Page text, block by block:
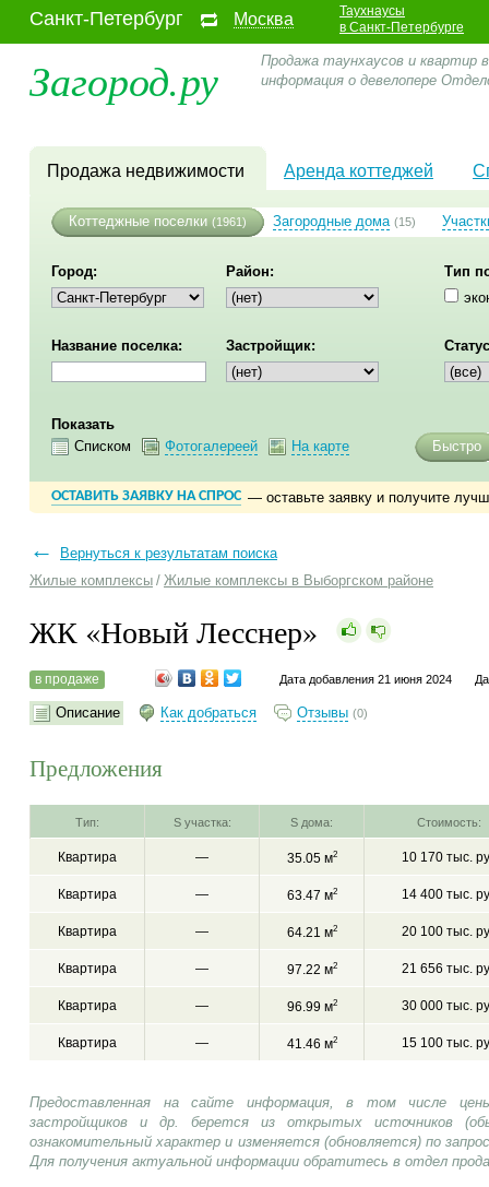
Санкт-Петербург Москва
Таухнаусы
в Санкт-Петербурге
Загород.ру
Продажа таунхаусов и квартир
информация о девелопере
Продажа недвижимости Аренда коттеджей
Коттеджные поселки (1961) Загородные дома (15)
Город: Район:
Тип
Название поселка: Застройщик:
Показать
Списком
Фотогалереей На карте Быстро
ОСТАВИТЬ ЗАЯВКУ НА СПРОС — оставьте заявку и получите
←
Вернуться к результатам поиска
Жилые комплексы / Жилые комплексы в Выборгском районе
ЖК «Новый Лесснер»
в продаже Дата добавления 21 июня 2024
Описание Как добраться Отзывы (0)
Предложения
Тип: S участка: S дома: Стоимость:
Квартира — 35.05 м2 10 170 тыс.
Квартира — 63.47 м2 14 400 тыс.
Квартира — 64.21 м2 20 100 тыс.
Квартира — 97.22 м2 21 656 тыс.
Квартира — 96.99 м2 30 000 тыс.
Квартира — 41.46 м2 15 100 тыс.
Предоставленная на сайте информация, в том числе
застройщиков и др. берется из открытых источников
ознакомительный характер и изменяется (обновляется) по
Для получения актуальной информации обратитесь в отдел